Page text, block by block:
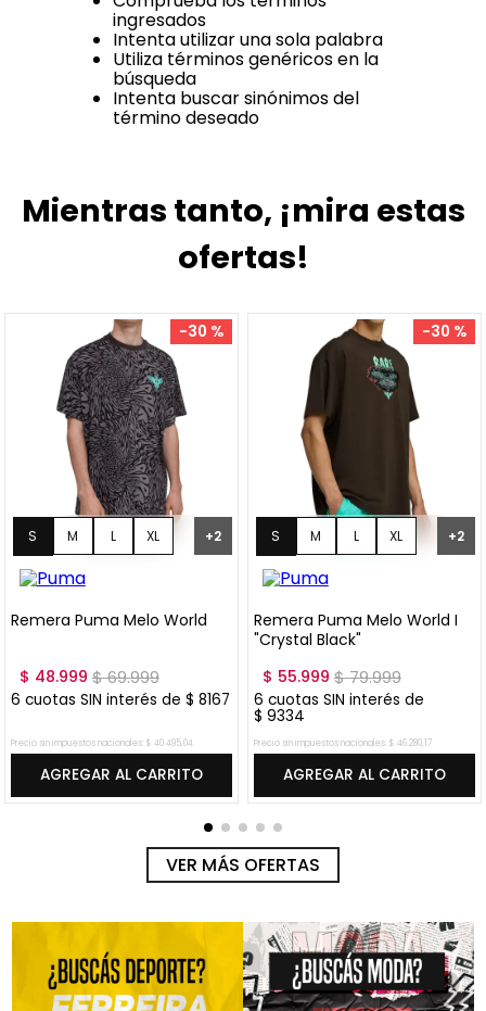
ingresados
Intenta utilizar una sola palabra
Utiliza términos genéricos en la
búsqueda
Intenta buscar sinónimos del
término deseado
Mientras tanto, ¡mira estas
ofertas!
-30 %
S M L XL
XXL
+2
Remera Puma Melo World
$ 48.999 $69.999
6 cuotas SIN interés de $ 8167
Precio sin impuestos nacionales: $ 40.495,04
AGREGAR AL CARRITO
-30 %
S M L XL
XXL
+2
Remera Puma Melo World I
"Crystal Black"
$ 55.999 $79.999
6 cuotas SIN interés de
$ 9334
Precio sin impuestos nacionales: $ 46.280,17
AGREGAR AL CARRITO
VER MÁS OFERTAS